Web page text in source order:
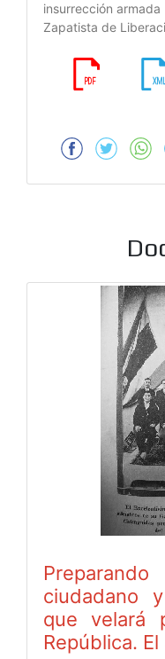
insurrección
Zapatista de
ciudadano
que velará
República.